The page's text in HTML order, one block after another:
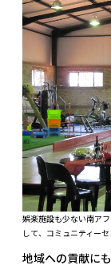
娯楽施設も少ない南ア
して、コミュニティー
地域への貢献に